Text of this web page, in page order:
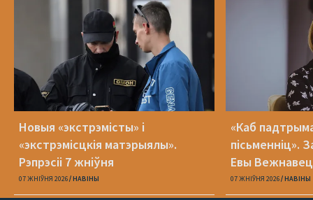
Новыя «экстрэмісты» і
«экстрэмісцкія матэрыялы».
Рэпрэсіі 7 жніўня
07 ЖНІЎНЯ 2026 НАВІНЫ
«Каб
пісьменніц».
Евы Вежнавец
07 ЖНІЎНЯ 2026 НАВІНЫ